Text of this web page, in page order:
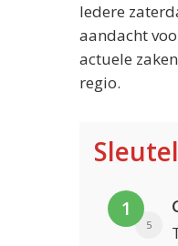
Iedere
aandacht
actuele
regio.
1
5